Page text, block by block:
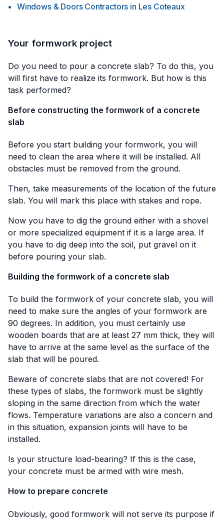
Windows & Doors Contractors in Les Coteaux
Your formwork project
Do you need to pour a concrete slab? To do this, you
will first have to realize its formwork. But how is this
task performed?
Before constructing the formwork of a concrete
slab
Before you start building your formwork, you will
need to clean the area where it will be installed. All
obstacles must be removed from the ground.
Then, take measurements of the location of the future
slab. You will mark this place with stakes and rope.
Now you have to dig the ground either with a shovel
or more specialized equipment if it is a large area. If
you have to dig deep into the soil, put gravel on it
before pouring your slab.
Building the formwork of a concrete slab
To build the formwork of your concrete slab, you will
need to make sure the angles of your formwork are
90 degrees. In addition, you must certainly use
wooden boards that are at least 27 mm thick, they will
have to arrive at the same level as the surface of the
slab that will be poured.
Beware of concrete slabs that are not covered! For
these types of slabs, the formwork must be slightly
sloping in the same direction from which the water
flows. Temperature variations are also a concern and
in this situation, expansion joints will have to be
installed.
Is your structure load-bearing? If this is the case,
your concrete must be armed with wire mesh.
How to prepare concrete
Obviously, good formwork will not serve its purpose if